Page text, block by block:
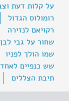
על קלות דעת
רומולוס הגדול
רקויאם לנזירה
שחור על גבי לבן
שמו הולך לפניו
שש כנפיים לאחד
תיבת הצללים